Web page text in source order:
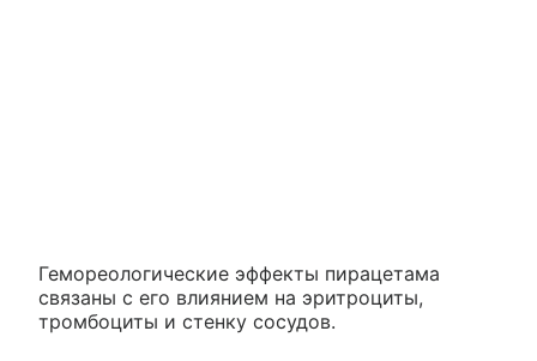
Гемореологические эффекты пирацетама
связаны с его влиянием на эритроциты,
тромбоциты и стенку сосудов.